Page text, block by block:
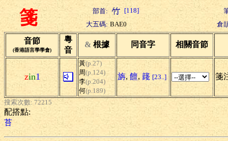
箋 部首: [118]
大五碼: BAE0 倉
音節
(香港語言學學會)
粵
音
& 根據 同音字 相關音節
zin1
黃(p.27)
周(p.124)
李(p.204)
何(p.189)
旃, 饘, 籛 [23..] 箋
搜索次數: 72215
配搭點:
苔